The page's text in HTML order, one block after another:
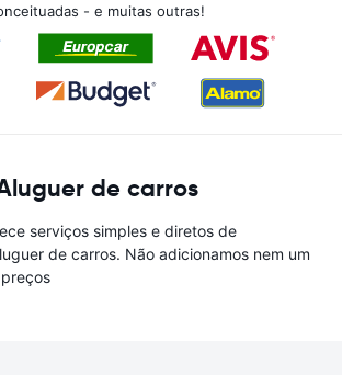
- e muitas outras!
de carros
serviços simples e diretos de
de carros. Não adicionamos nem um